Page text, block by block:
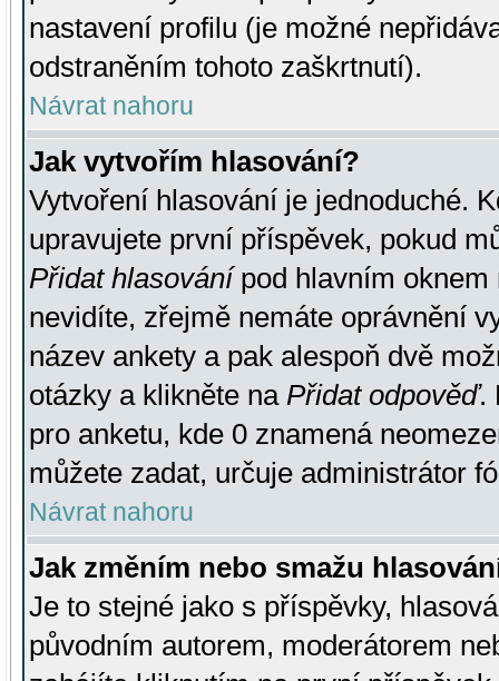
nastavení profilu (je možné
odstraněním tohoto zaškrtnutí).
Návrat nahoru
Jak vytvořím hlasování?
Vytvoření hlasování je jednoduché.
upravujete první příspěvek, pokud
Přidat hlasovánípod hlavním oknem
nevidíte, zřejmě nemáte oprávnění
název ankety a pak alespoň dvě
otázky a klikněte na Přidat odpověď.
pro anketu, kde 0 znamená
můžete zadat, určuje administrátor
Návrat nahoru
Jak změním nebo smažu
Je to stejné jako s příspěvky,
původním autorem, moderátorem